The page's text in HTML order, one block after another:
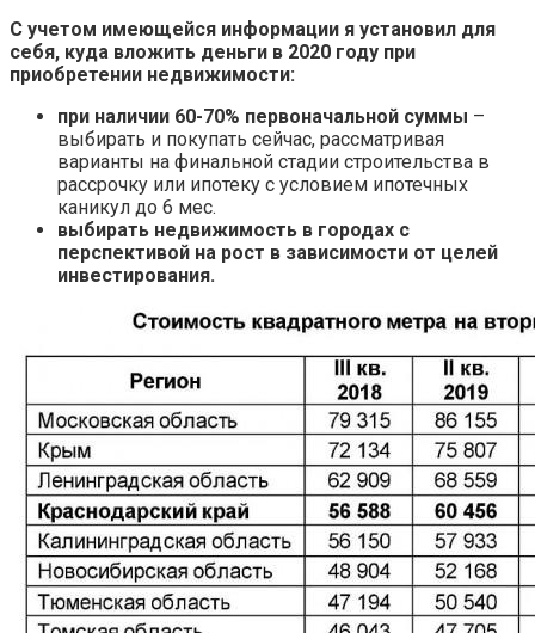
С учетом имеющейся информации я установил для
себя, куда вложить деньги в 2020 году при
приобретении недвижимости:
при наличии 60-70% первоначальной суммы –
выбирать и покупать сейчас, рассматривая
варианты на финальной стадии строительства в
рассрочку или ипотеку с условием ипотечных
каникул до 6 мес.
выбирать недвижимость в городах с
перспективой на рост в зависимости от целей
инвестирования.